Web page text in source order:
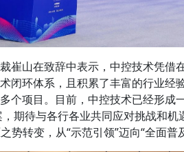
崔山在致辞中表示，中控技术凭借
闭环体系，且积累了丰富的行业经
个项目。目前，中控技术已经形成
，期待与各行各业共同应对挑战和
势转变，从“示范引领”迈向“全面普及